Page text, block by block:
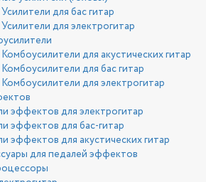
Усилители для бас гитар
Усилители для электрогитар
Комбоусилители для акустических гитар
Комбоусилители для бас гитар
Комбоусилители для электрогитар
эффектов для электрогитар
эффектов для бас-гитар
эффектов для акустических гитар
для педалей эффектов